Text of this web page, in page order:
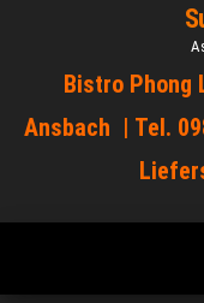
Bistro
Ansbach | Tel.